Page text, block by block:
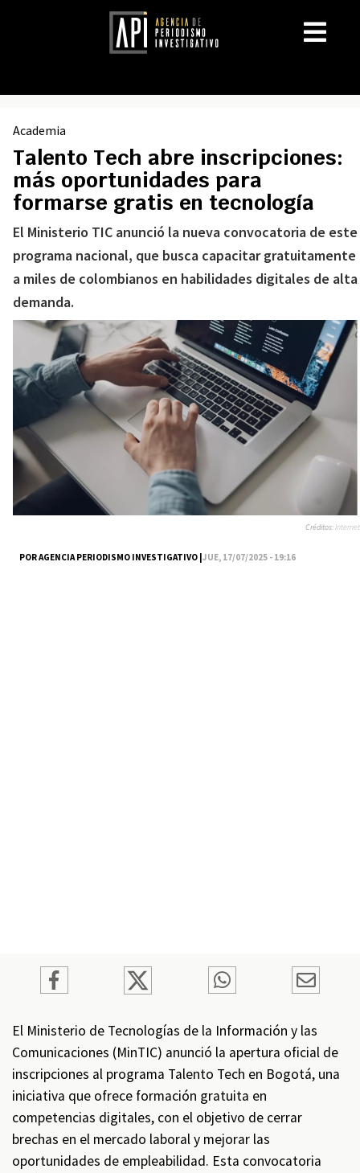
Academia
Talento Tech abre inscripciones:
más oportunidades para
formarse gratis en tecnología
El Ministerio TIC anunció la nueva convocatoria de este
programa nacional, que busca capacitar gratuitamente
a miles de colombianos en habilidades digitales de alta
demanda.
POR AGENCIA PERIODISMO INVESTIGATIVO |JUE, 17/07/2025 - 19:16
Créditos:Internet
El Ministerio de Tecnologías de la Información y las
Comunicaciones (MinTIC) anunció la apertura oficial de
inscripciones al programa Talento Tech en Bogotá, una
iniciativa que ofrece formación gratuita en
competencias digitales, con el objetivo de cerrar
brechas en el mercado laboral y mejorar las
oportunidades de empleabilidad. Esta convocatoria